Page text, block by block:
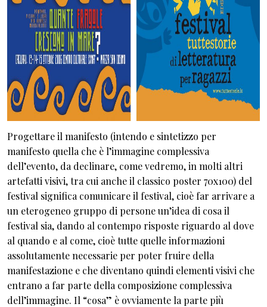
Progettare il manifesto (intendo e sintetizzo per
manifesto quella che è l’immagine complessiva
dell’evento, da declinare, come vedremo, in molti altri
artefatti visivi, tra cui anche il classico poster 70x100) del
festival significa comunicare il festival, cioè far arrivare a
un eterogeneo gruppo di persone un’idea di cosa il
festival sia, dando al contempo risposte riguardo al dove
al quando e al come, cioè tutte quelle informazioni
assolutamente necessarie per poter fruire della
manifestazione e che diventano quindi elementi visivi che
entrano a far parte della composizione complessiva
dell’immagine. Il “cosa” è ovviamente la parte più